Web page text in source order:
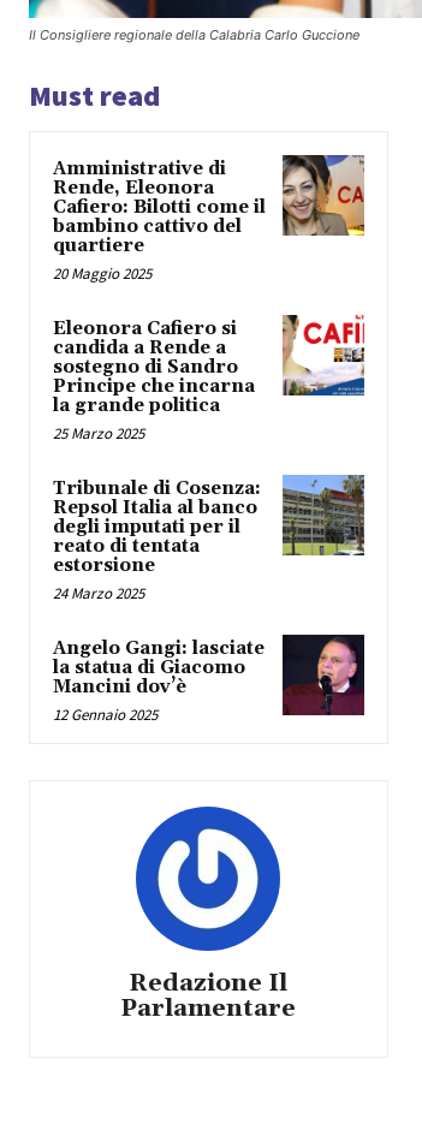
Il Consigliere regionale della Calabria Carlo Guccione
Must read
Amministrative di
Rende, Eleonora
Cafiero: Bilotti come il
bambino cattivo del
quartiere
20 Maggio 2025
Eleonora Cafiero si
candida a Rende a
sostegno di Sandro
Principe che incarna
la grande politica
25 Marzo 2025
Tribunale di Cosenza:
Repsol Italia al banco
degli imputati per il
reato di tentata
estorsione
24 Marzo 2025
Angelo Gangi: lasciate
la statua di Giacomo
Mancini dov’è
12 Gennaio 2025
Redazione Il
Parlamentare